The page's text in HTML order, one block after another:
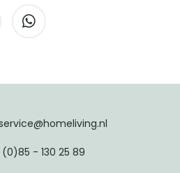
(0)85 - 130 25 89